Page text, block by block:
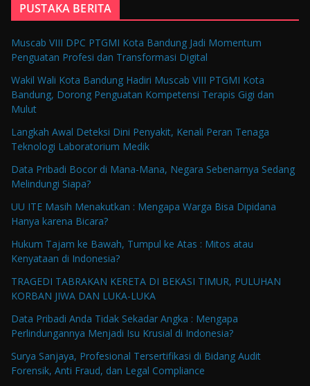
PUSTAKA BERITA
Muscab VIII DPC PTGMI Kota Bandung Jadi Momentum
Penguatan Profesi dan Transformasi Digital
Wakil Wali Kota Bandung Hadiri Muscab VIII PTGMI Kota
Bandung, Dorong Penguatan Kompetensi Terapis Gigi dan
Mulut
Langkah Awal Deteksi Dini Penyakit, Kenali Peran Tenaga
Teknologi Laboratorium Medik
Data Pribadi Bocor di Mana-Mana, Negara Sebenarnya Sedang
Melindungi Siapa?
UU ITE Masih Menakutkan : Mengapa Warga Bisa Dipidana
Hanya karena Bicara?
Hukum Tajam ke Bawah, Tumpul ke Atas : Mitos atau
Kenyataan di Indonesia?
TRAGEDI TABRAKAN KERETA DI BEKASI TIMUR, PULUHAN
KORBAN JIWA DAN LUKA-LUKA
Data Pribadi Anda Tidak Sekadar Angka : Mengapa
Perlindungannya Menjadi Isu Krusial di Indonesia?
Surya Sanjaya, Profesional Tersertifikasi di Bidang Audit
Forensik, Anti Fraud, dan Legal Compliance